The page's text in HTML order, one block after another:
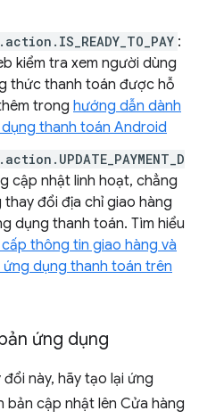
:
kiểm tra xem người dùng
thức thanh toán được hỗ
trong hướng dẫn dành
thanh toán Android
cập nhật linh hoạt, chẳng
đổi địa chỉ giao hàng
dụng thanh toán. Tìm hiểu
thông tin giao hàng và
dụng thanh toán trên
ứng dụng
này, hãy tạo lại ứng
bản cập nhật lên Cửa hàng